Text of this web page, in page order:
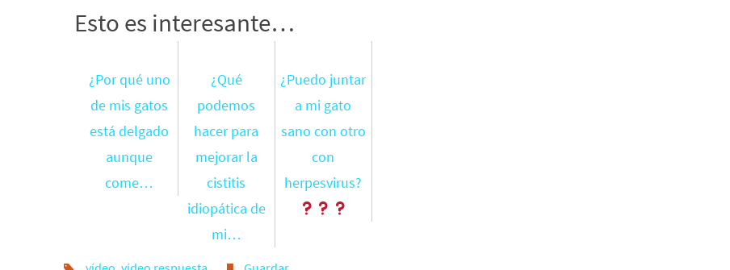
Esto es interesante…
¿Por qué uno
de mis gatos
está delgado
aunque
come…
¿Qué
podemos
hacer para
mejorar la
cistitis
idiopática de
mi…
¿Puedo juntar
a mi gato
sano con otro
con
herpesvirus?